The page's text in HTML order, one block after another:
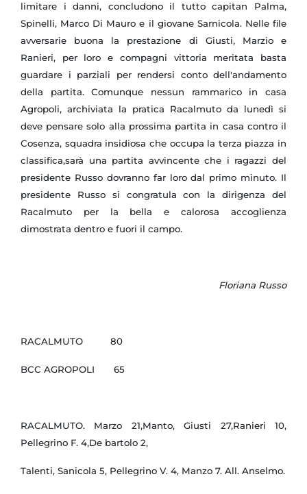
limitare i danni, concludono il tutto capitan Palma,
Spinelli, Marco Di Mauro e il giovane Sarnicola. Nelle file
avversarie buona la prestazione di Giusti, Marzio e
Ranieri, per loro e compagni vittoria meritata basta
guardare i parziali per rendersi conto dell'andamento
della partita. Comunque nessun rammarico in casa
Agropoli, archiviata la pratica Racalmuto da lunedì si
deve pensare solo alla prossima partita in casa contro il
Cosenza, squadra insidiosa che occupa la terza piazza in
classifica,sarà una partita avvincente che i ragazzi del
presidente Russo dovranno far loro dal primo minuto. Il
presidente Russo si congratula con la dirigenza del
Racalmuto per la bella e calorosa accoglienza
dimostrata dentro e fuori il campo.
Floriana Russo
RACALMUTO 80
BCC AGROPOLI 65
RACALMUTO. Marzo 21,Manto, Giusti 27,Ranieri 10,
Pellegrino F. 4,De bartolo 2,
Talenti, Sanicola 5, Pellegrino V. 4, Manzo 7. All. Anselmo.